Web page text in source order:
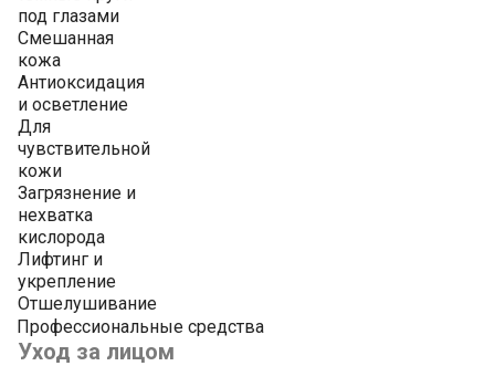
под глазами
Смешанная
кожа
Антиоксидация
и осветление
Для
чувствительной
кожи
Загрязнение и
нехватка
кислорода
Лифтинг и
укрепление
Отшелушивание
Профессиональные средства
Уход за лицом